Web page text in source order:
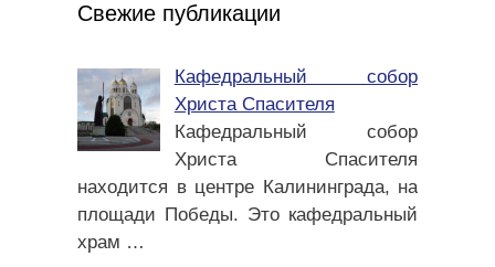
Свежие публикации
Кафедральный собор
Христа Спасителя
Кафедральный собор
Христа Спасителя
находится в центре Калининграда, на
площади Победы. Это кафедральный
храм …